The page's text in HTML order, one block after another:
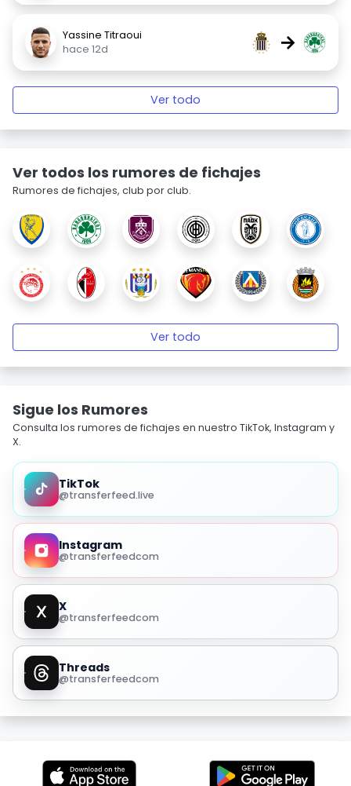
Yassine Titraoui
hace 12d
→
Ver todo
Ver todos los rumores de fichajes
Rumores de fichajes, club por club.
Ver todo
Sigue los Rumores
Consulta los rumores de fichajes en nuestro TikTok, Instagram y
X.
TikTok
@transferfeed.live
Instagram
@transferfeedcom
X
@transferfeedcom
Threads
@transferfeedcom